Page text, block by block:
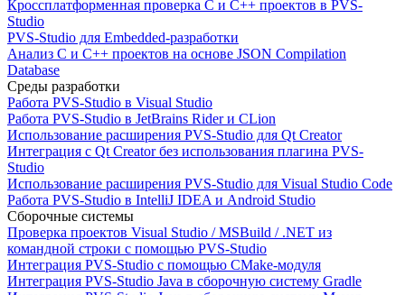
Кроссплатформенная проверка C и C++ проектов в PVS-
Studio
PVS-Studio для Embedded-разработки
Анализ C и C++ проектов на основе JSON Compilation
Database
Среды разработки
Работа PVS-Studio в Visual Studio
Работа PVS-Studio в JetBrains Rider и CLion
Использование расширения PVS-Studio для Qt Creator
Интеграция с Qt Creator без использования плагина PVS-
Studio
Использование расширения PVS-Studio для Visual Studio Code
Работа PVS-Studio в IntelliJ IDEA и Android Studio
Сборочные системы
Проверка проектов Visual Studio / MSBuild / .NET из
командной строки с помощью PVS-Studio
Интеграция PVS-Studio с помощью CMake-модуля
Интеграция PVS-Studio Java в сборочную систему Gradle